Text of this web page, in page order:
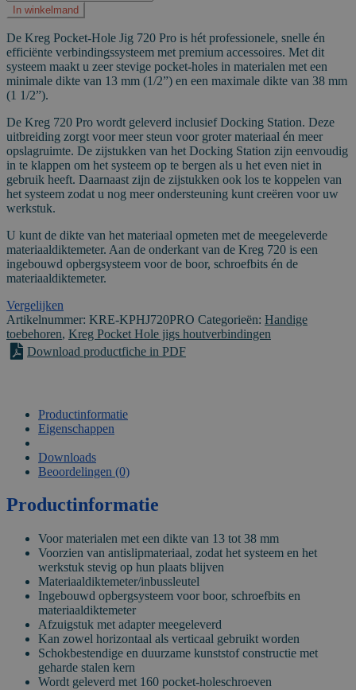
Pocket-
Hole
Jig
720
PRO
aantal
In winkelmand
De Kreg Pocket-Hole Jig 720 Pro is hét professionele, snelle én
efficiënte verbindingssysteem met premium accessoires. Met dit
systeem maakt u zeer stevige pocket-holes in materialen met een
minimale dikte van 13 mm (1/2”) en een maximale dikte van 38 mm
(1 1/2”).
De Kreg 720 Pro wordt geleverd inclusief Docking Station. Deze
uitbreiding zorgt voor meer steun voor groter materiaal én meer
opslagruimte. De zijstukken van het Docking Station zijn eenvoudig
in te klappen om het systeem op te bergen als u het even niet in
gebruik heeft. Daarnaast zijn de zijstukken ook los te koppelen van
het systeem zodat u nog meer ondersteuning kunt creëren voor uw
werkstuk.
U kunt de dikte van het materiaal opmeten met de meegeleverde
materiaaldiktemeter. Aan de onderkant van de Kreg 720 is een
ingebouwd opbergsysteem voor de boor, schroefbits én de
materiaaldiktemeter.
Vergelijken
Artikelnummer: KRE-KPHJ720PRO Categorieën: Handige
toebehoren, Kreg Pocket Hole jigs houtverbindingen
Download productfiche in PDF
Productinformatie
Eigenschappen
Downloads
Beoordelingen (0)
Productinformatie
Voor materialen met een dikte van 13 tot 38 mm
Voorzien van antislipmateriaal, zodat het systeem en het
werkstuk stevig op hun plaats blijven
Materiaaldiktemeter/inbussleutel
Ingebouwd opbergsysteem voor boor, schroefbits en
materiaaldiktemeter
Afzuigstuk met adapter meegeleverd
Kan zowel horizontaal als verticaal gebruikt worden
Schokbestendige en duurzame kunststof constructie met
geharde stalen kern
Wordt geleverd met 160 pocket-holeschroeven